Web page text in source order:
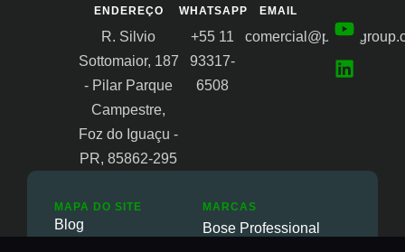
ENDEREÇO
R. Silvio
Sottomaior, 187
- Pilar Parque
Campestre,
Foz do Iguaçu -
PR, 85862-295
WHATSAPP
+55 11
93317-
6508
EMAIL
MAPA DO SITE
Blog
MARCAS
Bose Professional